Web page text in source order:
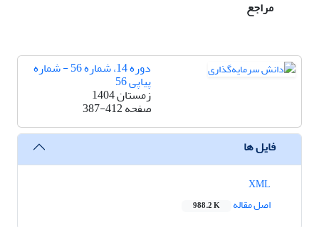
مراجع
دوره 14، شماره 56 - شماره
پیاپی 56
زمستان 1404
صفحه387-412
فایل ها
اصل مقاله
988.2 K